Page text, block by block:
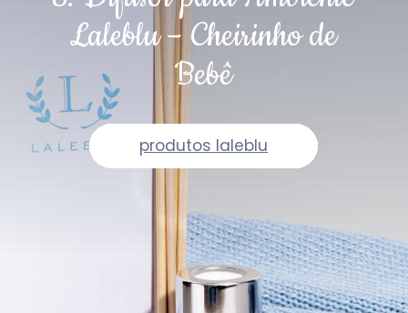
Laleblu – Cheirinho de
Bebê
produtos laleblu